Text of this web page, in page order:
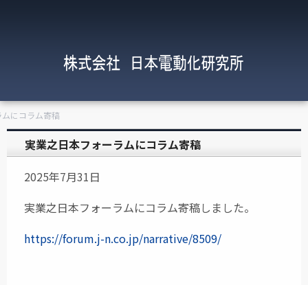
にコラム寄稿
実業之日本フォーラムにコラム寄稿
2025年7月31日
実業之日本フォーラムにコラム寄稿しました。
https://forum.j-n.co.jp/narrative/8509/